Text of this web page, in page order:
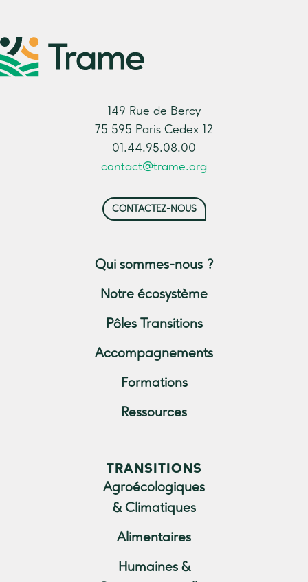
149 Rue de Bercy
75 595 Paris Cedex 12
01.44.95.08.00
contact@trame.org
CONTACTEZ-NOUS
Qui sommes-nous ?
Notre écosystème
Pôles Transitions
Accompagnements
Formations
Ressources
TRANSITIONS
Agroécologiques
& Climatiques
Alimentaires
Humaines &